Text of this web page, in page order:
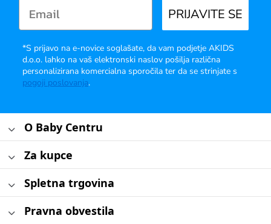
PRIJAVITE SE
*S prijavo na e-novice soglašate, da vam podjetje AKIDS
d.o.o. lahko na vaš elektronski naslov pošilja različna
personalizirana komercialna sporočila ter da se strinjate s
pogoji poslovanja.
O Baby Centru
Za kupce
Spletna trgovina
Pravna obvestila